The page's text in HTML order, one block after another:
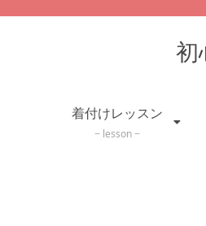
初
着付けレッスン
lesson